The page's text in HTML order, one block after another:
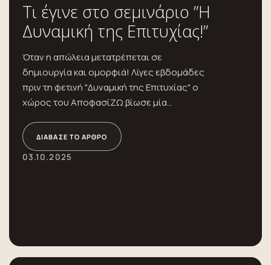
Τι έγινε στο σεμινάριο ”Η
Δυναμική της Επιτυχίας!”
Όταν η απώλεια μετατρέπεται σε
δημιουργία και ομορφιά! Λίγες εβδομάδες
πριν τη φετινή "Δυναμική της Επιτυχίας" ο
χώρος του ΑποφασίΖΩ βίωσε μία...
ΔΙΆΒΑΣΕ ΤΟ ΆΡΘΡΟ
03.10.2025